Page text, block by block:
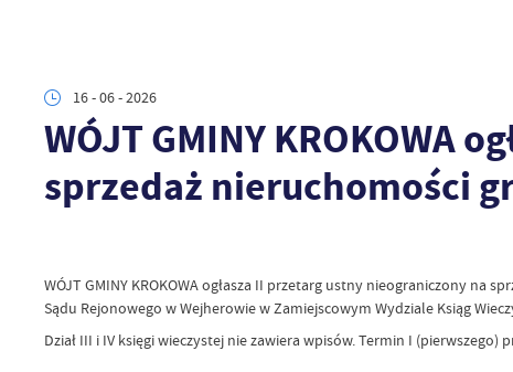
16 - 06 - 2026
WÓJT GMINY KROKOWA
sprzedaż nieruchomości
WÓJT GMINY KROKOWAogłasza II przetarg ustny nieograniczony na
Sądu Rejonowego w Wejherowie w Zamiejscowym Wydziale Ksiąg
Dział III i IV księgi wieczystej nie zawiera wpisów. Termin I (pierwszego)